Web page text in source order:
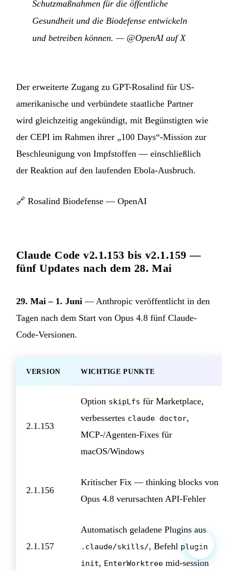
Schutzmaßnahmen für die öffentliche
Gesundheit und die Biodefense entwickeln
und betreiben können. — @OpenAI auf X
Der erweiterte Zugang zu GPT-Rosalind für US-
amerikanische und verbündete staatliche Partner
wird gleichzeitig angekündigt, mit Begünstigten wie
der CEPI im Rahmen ihrer „100 Days“-Mission zur
Beschleunigung von Impfstoffen — einschließlich
der Reaktion auf den laufenden Ebola-Ausbruch.
🔗 Rosalind Biodefense — OpenAI
Claude Code v2.1.153 bis v2.1.159 —
fünf Updates nach dem 28. Mai
29. Mai – 1. Juni — Anthropic veröffentlicht in den
Tagen nach dem Start von Opus 4.8 fünf Claude-
Code-Versionen.
VERSION WICHTIGE PUNKTE
2.1.153
Option skipLfs für Marketplace,
verbessertes claude doctor,
MCP-/Agenten-Fixes für
macOS/Windows
2.1.156
Kritischer Fix — thinking blocks von
Opus 4.8 verursachten API-Fehler
2.1.157
Automatisch geladene Plugins aus
.claude/skills/, Befehl plugin
init, EnterWorktree mid-session